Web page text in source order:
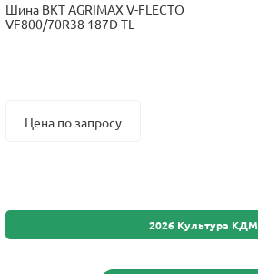
Шина BKT AGRIMAX V-FLECTO
VF800/70R38 187D TL
Цена по запросу
2026 Культура КДМ